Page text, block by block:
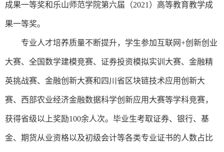
成果一等奖和乐山师范学院第六届（2021）高等教育教学成
果一等奖。
专业人才培养质量不断提升，学生参加互联网+创新创业
大赛、全国数学建模竞赛、证券投资模拟实训大赛、金融精
英挑战赛、金融创新大赛和四川省区块链技术应用创新大
赛、西部农业经济金融数据科学创新应用大赛等学科竞赛，
获得省级以上奖励100余人次。毕业生考取证券、银行、基
金、期货从业资格以及初级会计等各类专业证书的人数占比